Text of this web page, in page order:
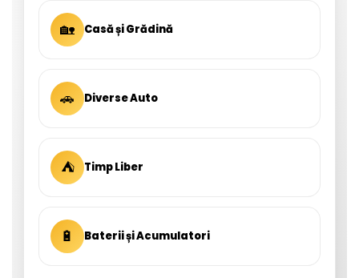
🏡 Casă și Grădină
🚗 Diverse Auto
⛺ Timp Liber
🔋 Baterii și Acumulatori